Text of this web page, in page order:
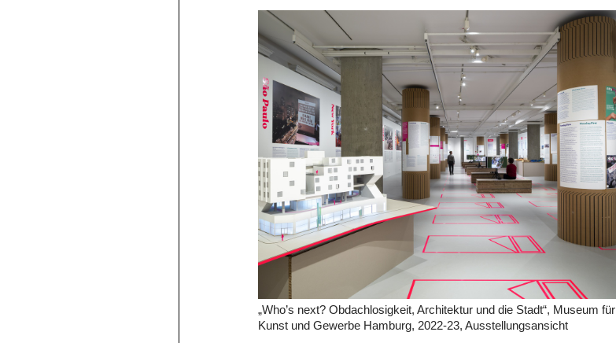
„Who’s next? Obdachlosigkeit, Architektur und die Stadt“, Museum für
Kunst und Gewerbe Hamburg, 2022-23, Ausstellungsansicht